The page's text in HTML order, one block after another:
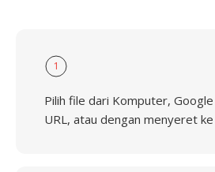
1
Pilih file dari Komputer,
URL, atau dengan menyeret ke